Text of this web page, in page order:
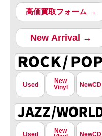
高価買取フォーム →
New Arrival →
Used
New
Vinyl
NewCD
Used
New
NewCD